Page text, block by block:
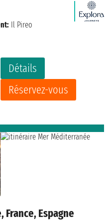
Détails
Réservez-vous
Il Pireo
Espagne